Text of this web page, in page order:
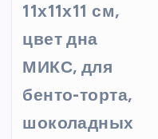
11х11х11 см,
цвет дна
МИКС, для
бенто-торта,
шоколадных